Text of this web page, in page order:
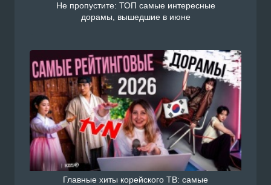
Не пропустите: ТОП самые интересные
дорамы, вышедшие в июне
Главные хиты корейского ТВ: самые